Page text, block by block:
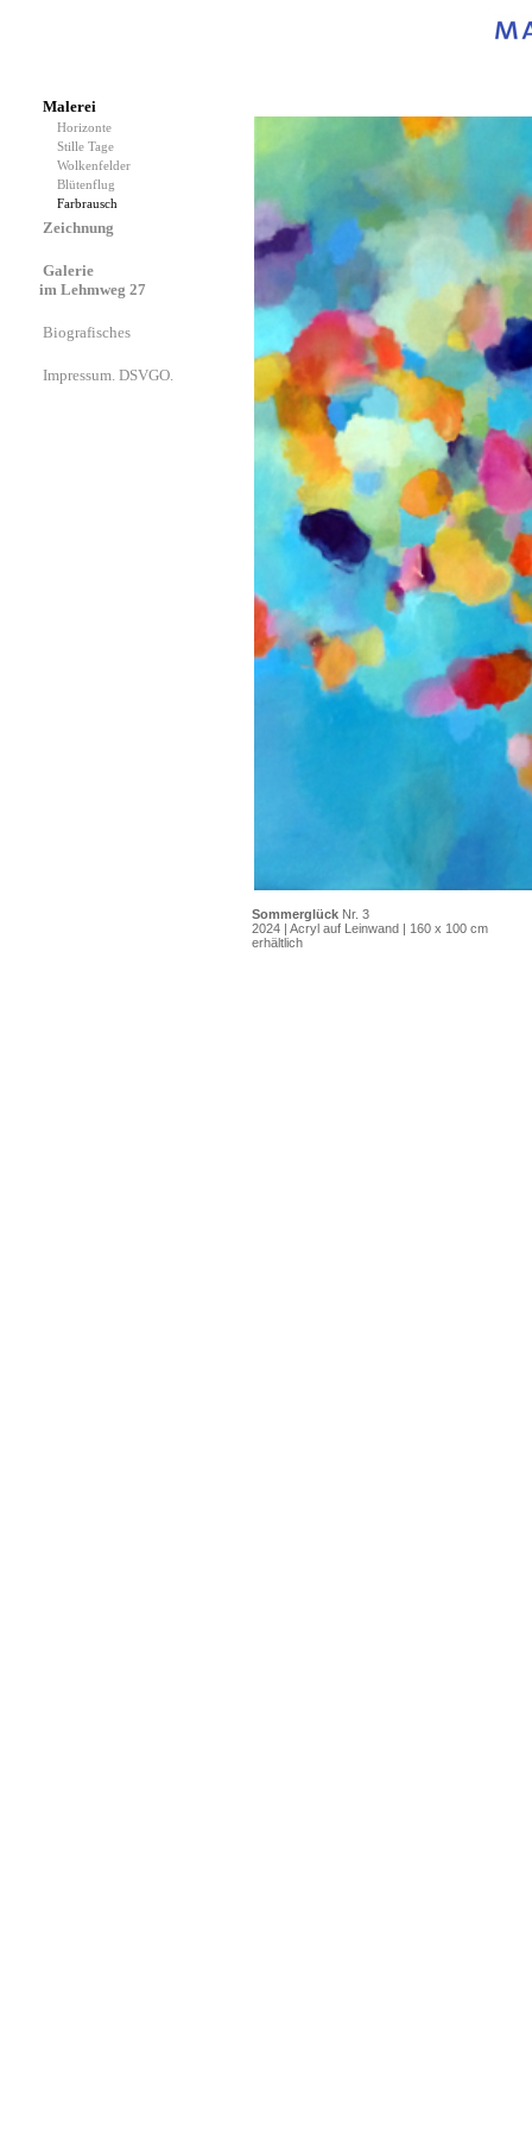
Malerei
Horizonte
Stille Tage
Wolkenfelder
Blütenflug
Farbrausch
Zeichnung
Galerie
im Lehmweg 27
Biografisches
Impressum. DSVGO.
Sommerglück Nr. 3
2024 | Acryl auf Leinwand | 160 x 100 cm
erhältlich